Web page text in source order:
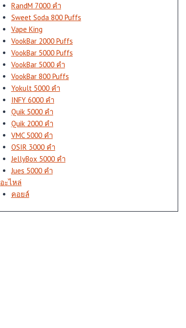
RandM 7000 คำ
Sweet Soda 800 Puffs
Vape King
VookBar 2000 Puffs
VookBar 5000 Puffs
VookBar 5000 คำ
VookBar 800 Puffs
Yokult 5000 คำ
INFY 6000 คำ
Quik 5000 คำ
Quik 2000 คำ
VMC 5000 คำ
OSIR 3000 คำ
JellyBox 5000 คำ
Jues 5000 คำ
อะไหล่
คอยล์